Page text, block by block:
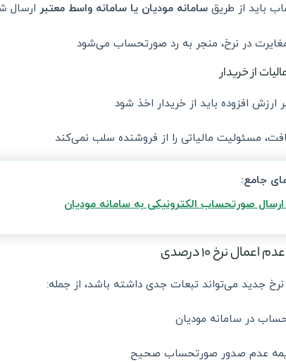
باید از طریقسامانه مودیان یا سامانه واسط معتبر ارسال
در نرخ، منجر به رد صورتحساب می‌شود
ارزش افزوده باید از خریدار اخذ شود
مسئولیت مالیاتی را از فروشنده سلب نمی‌کند
جامع:
صورتحساب الکترونیکی به سامانه مودیان
نرخ ۱۰ درصدی
جدید می‌تواند تبعات جدی داشته باشد، از جمله:
در سامانه مودیان
عدم صدور صورتحساب صحیح